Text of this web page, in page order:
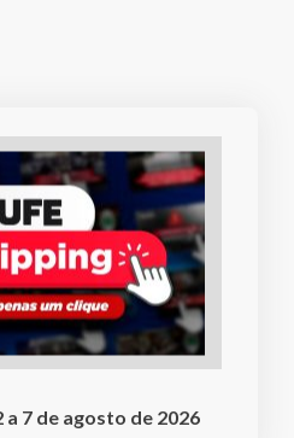
a 7 de agosto de 2026